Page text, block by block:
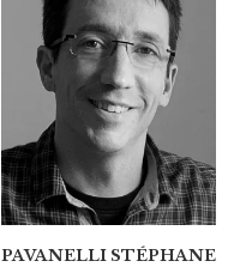
PAVANELLI STÉPHANE